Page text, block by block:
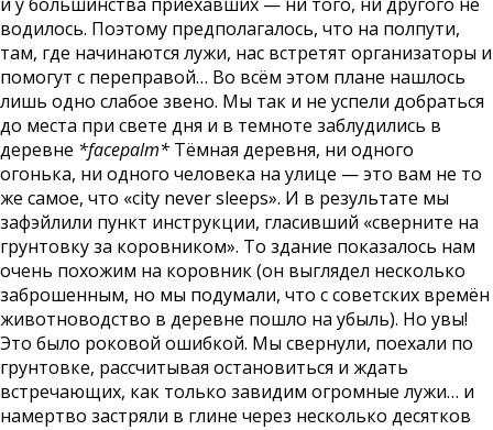
водилось. Поэтому предполагалось, что на полпути,
там, где начинаются лужи, нас встретят организаторы и
помогут с переправой… Во всём этом плане нашлось
лишь одно слабое звено. Мы так и не успели добраться
до места при свете дня и в темноте заблудились в
деревне *facepalm* Тёмная деревня, ни одного
огонька, ни одного человека на улице — это вам не то
же самое, что «city never sleeps». И в результате мы
зафэйлили пункт инструкции, гласивший «сверните на
грунтовку за коровником». То здание показалось нам
очень похожим на коровник (он выглядел несколько
заброшенным, но мы подумали, что с советских времён
животноводство в деревне пошло на убыль). Но увы!
Это было роковой ошибкой. Мы свернули, поехали по
грунтовке, рассчитывая остановиться и ждать
встречающих, как только завидим огромные лужи… и
намертво застряли в глине через несколько десятков